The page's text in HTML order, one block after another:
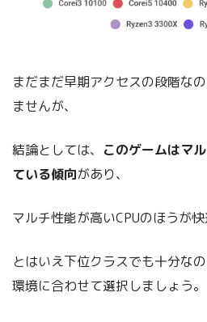
まだまだ早期アクセスの段階な
ませんが、
結論としては、 このゲームはマ
ている傾向があり、
マルチ性能が高いCPUのほうが快
とはいえ下位クラスでも十分な
環境に合わせて選択しましょう。